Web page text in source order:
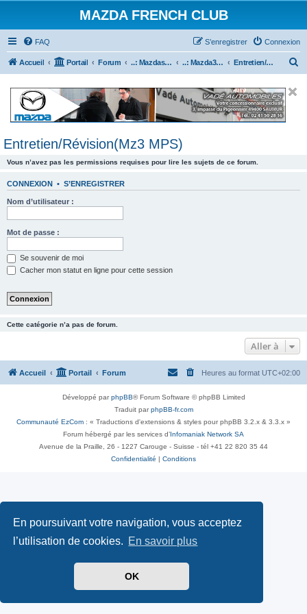
En poursuivant votre navigation, vous acceptez
l’utilisation de cookies. En savoir plus
OK
MAZDA FRENCH CLUB
FAQ Connexion
S’enregistrer
Accueil Portail Forum ..: Mazdaspeed & MPS :.. ..: Mazda3 MPS & Mazdaspeed 3 :.. Entretien/Révision(Mz3 MPS)
e
Entretien/Révision(Mz3 MPS)
Vous n’avez pas les permissions requises pour lire les sujets de ce forum.
CONNEXION • S’ENREGISTRER
Nom d’utilisateur :
Mot de passe :
Se souvenir de moi
Cacher mon statut en ligne pour cette session
Cette catégorie n’a pas de forum.
Aller à
Accueil Portail Forum Heures au format UTC+02:00
Développé parphpBB® Forum Software © phpBB Limited
Traduit parphpBB-fr.com
Communauté EzCom : « Traductions d'extensions & styles pour phpBB 3.2.x & 3.3.x »
Forum hébergé par les services d’ Infomaniak Network SA
Avenue de la Praille, 26 - 1227 Carouge - Suisse - tél +41 22 820 35 44
Confidentialité
Conditions